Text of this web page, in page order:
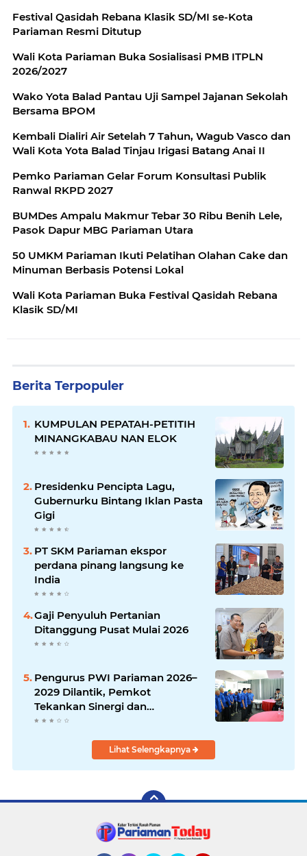
Festival Qasidah Rebana Klasik SD/MI se-Kota
Pariaman Resmi Ditutup
Wali Kota Pariaman Buka Sosialisasi PMB ITPLN
2026/2027
Wako Yota Balad Pantau Uji Sampel Jajanan Sekolah
Bersama BPOM
Kembali Dialiri Air Setelah 7 Tahun, Wagub Vasco dan
Wali Kota Yota Balad Tinjau Irigasi Batang Anai II
Pemko Pariaman Gelar Forum Konsultasi Publik
Ranwal RKPD 2027
BUMDes Ampalu Makmur Tebar 30 Ribu Benih Lele,
Pasok Dapur MBG Pariaman Utara
50 UMKM Pariaman Ikuti Pelatihan Olahan Cake dan
Minuman Berbasis Potensi Lokal
Wali Kota Pariaman Buka Festival Qasidah Rebana
Klasik SD/MI
Berita Terpopuler
KUMPULAN PEPATAH-PETITIH
MINANGKABAU NAN ELOK
Presidenku Pencipta Lagu,
Gubernurku Bintang Iklan Pasta
Gigi
PT SKM Pariaman ekspor
perdana pinang langsung ke
India
Gaji Penyuluh Pertanian
Ditanggung Pusat Mulai 2026
Pengurus PWI Pariaman 2026–
2029 Dilantik, Pemkot
Tekankan Sinergi dan
Profesionalisme Pers
Lihat Selengkapnya